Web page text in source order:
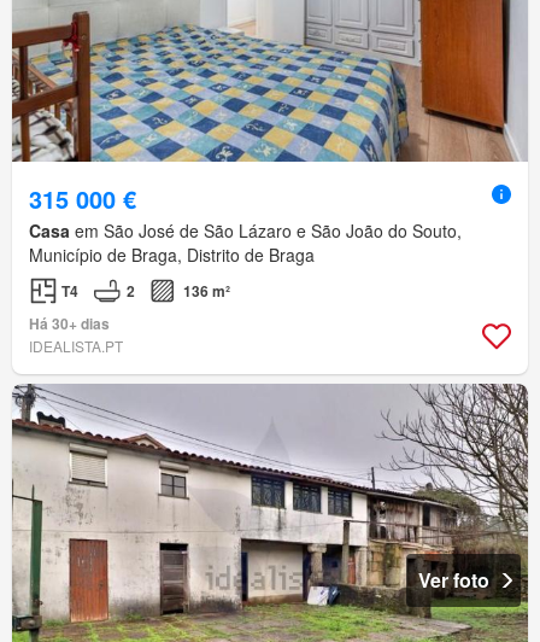
315 000 €
Casa em São José de São Lázaro e São João do Souto,
Município de Braga, Distrito de Braga
T4 2
136 m²
Há 30+ dias
IDEALISTA.PT
Ver foto